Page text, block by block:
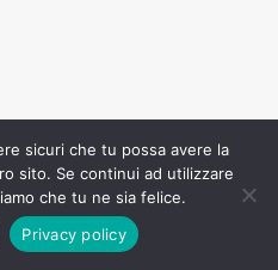
sicuri che tu possa avere la
sito. Se continui ad utilizzare
che tu ne sia felice.
Privacy policy